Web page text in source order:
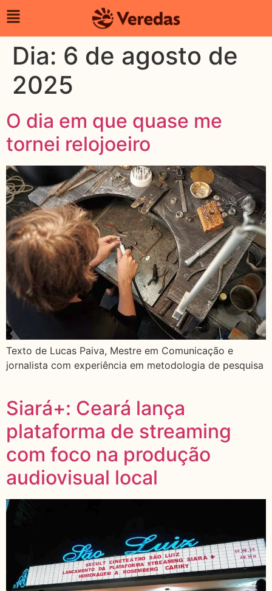
Dia: 6 de agosto de
2025
O dia em que quase me
tornei relojoeiro
Texto de Lucas Paiva, Mestre em Comunicação e
jornalista com experiência em metodologia de pesquisa
Siará+: Ceará lança
plataforma de streaming
com foco na produção
audiovisual local